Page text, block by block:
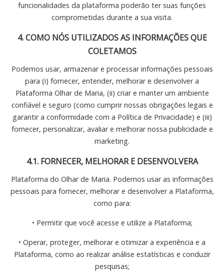
funcionalidades da plataforma poderão ter suas funções
comprometidas durante a sua visita.
4. COMO NÓS UTILIZADOS AS INFORMAÇÕES QUE
COLETAMOS
Podemos usar, armazenar e processar informações pessoais
para (i) fornecer, entender, melhorar e desenvolver a
Plataforma Olhar de Maria, (ii) criar e manter um ambiente
confiável e seguro (como cumprir nossas obrigações legais e
garantir a conformidade com a Política de Privacidade) e (iii)
fornecer, personalizar, avaliar e melhorar nossa publicidade e
marketing.
4.1. FORNECER, MELHORAR E DESENVOLVERA
Plataforma do Olhar de Maria. Podemos usar as informações
pessoais para fornecer, melhorar e desenvolver a Plataforma,
como para:
• Permitir que você acesse e utilize a Plataforma;
• Operar, proteger, melhorar e otimizar a experiência e a
Plataforma, como ao realizar análise estatísticas e conduzir
pesquisas;